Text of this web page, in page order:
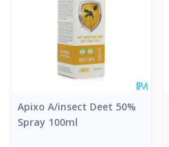
Apixo A/insect Deet 50%
Spray 100ml